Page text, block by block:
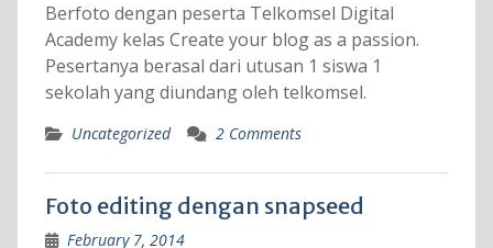
Berfoto dengan peserta Telkomsel Digital
Academy kelas Create your blog as a passion.
Pesertanya berasal dari utusan 1 siswa 1
sekolah yang diundang oleh telkomsel.
Uncategorized 2 Comments
Foto editing dengan snapseed
February 7, 2014